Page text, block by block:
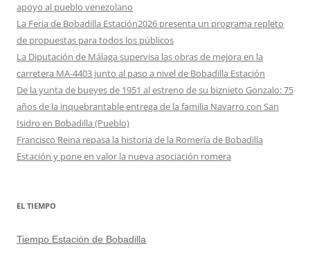
apoyo al pueblo venezolano
La Feria de Bobadilla Estación2026 presenta un programa repleto
de propuestas para todos los públicos
La Diputación de Málaga supervisa las obras de mejora en la
carretera MA-4403 junto al paso a nivel de Bobadilla Estación
De la yunta de bueyes de 1951 al estreno de su biznieto Gonzalo: 75
años de la inquebrantable entrega de la familia Navarro con San
Isidro en Bobadilla (Pueblo)
Francisco Reina repasa la historia de la Romería de Bobadilla
Estación y pone en valor la nueva asociación romera
EL TIEMPO
Tiempo Estación de Bobadilla